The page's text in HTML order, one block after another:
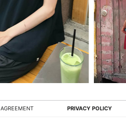
AGREEMENT PRIVACY POLICY